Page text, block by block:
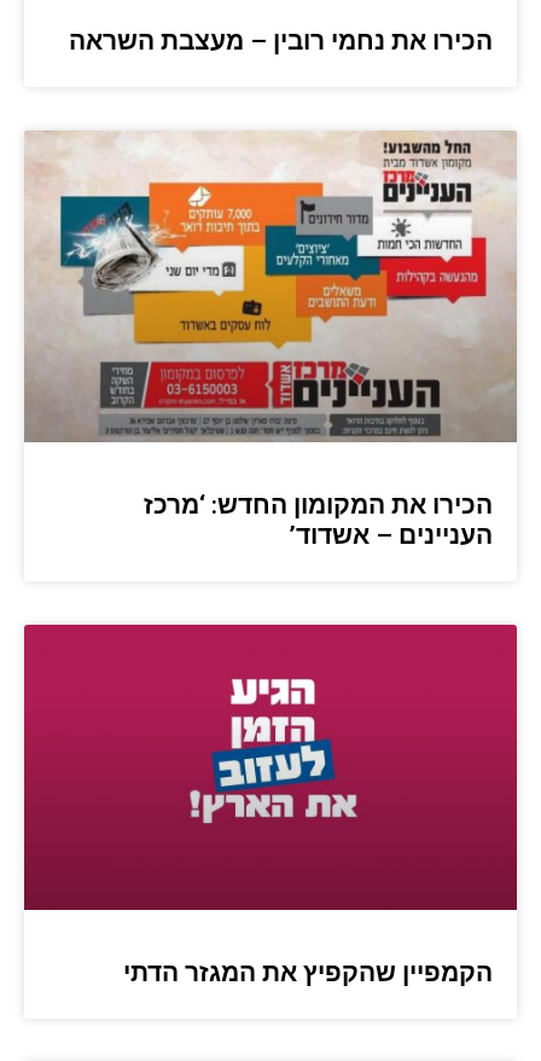
הכירו את נחמי רובין – מעצבת השראה
הכירו את המקומון החדש: ‘מרכז
העניינים – אשדוד’
הקמפיין שהקפיץ את המגזר הדתי